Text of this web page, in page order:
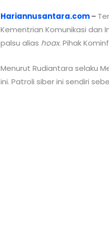
Hariannusantara.com–
Kementrian Komunikasi dan
palsu alias hoax. Pihak
Menurut Rudiantara selaku
ini. Patroli siber ini sendiri